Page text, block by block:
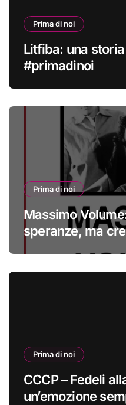
Prima di noi
Litfiba: una
#primadinoi
Prima di noi
Massimo
speranze, ma
Prima di noi
CCCP – Fedeli
un’emozione